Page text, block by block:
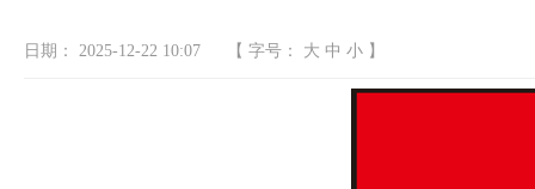
日期： 2025-12-22 10:07 【 字号： 大 中 小 】